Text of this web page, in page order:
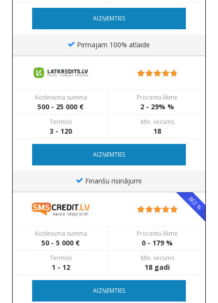
AIZŅEMTIES
Pirmajam 100% atlaide
Aizdevuma summa
500 - 25 000 €
Procentu likme
2 - 29% %
Termiņš
3 - 120
Min. vecums
18
AIZŅEMTIES
Finanšu risinājumi
BEZ %
Aizdevuma summa
50 - 5 000 €
Procentu likme
0 - 179 %
Termiņš
1 - 12
Min. vecums
18 gadi
AIZŅEMTIES